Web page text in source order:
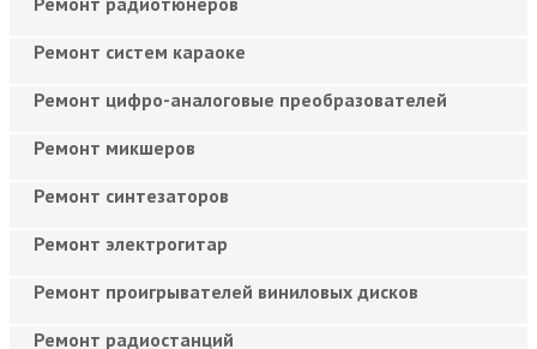
Ремонт систем караоке
Ремонт цифро-аналоговые преобразователей
Ремонт микшеров
Ремонт синтезаторов
Ремонт электрогитар
Ремонт проигрывателей виниловых дисков
Ремонт радиостанций